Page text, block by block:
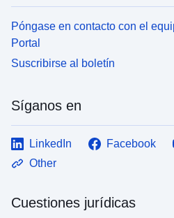
Póngase en contacto con el
Portal
Suscribirse al boletín
Síganos en
LinkedIn Facebook
Other
Cuestiones jurídicas